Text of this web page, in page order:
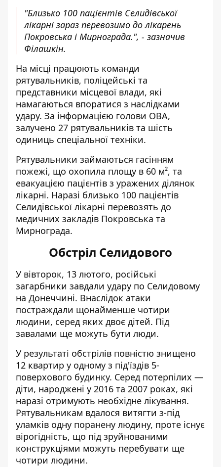
"Близько 100 пацієнтів Селидівської
лікарні зараз перевозимо до лікарень
Покровська і Мирнограда.", - зазначив
Філашкін.
На місці працюють команди
рятувальників, поліцейські та
представники місцевої влади, які
намагаються впоратися з наслідками
удару. За інформацією голови ОВА,
залучено 27 рятувальників та шість
одиниць спеціальної техніки.
Рятувальники займаються гасінням
пожежі, що охопила площу в 60 м², та
евакуацією пацієнтів з уражених ділянок
лікарні. Наразі близько 100 пацієнтів
Селидівської лікарні перевозять до
медичних закладів Покровська та
Мирнограда.
Обстріл Селидового
У вівторок, 13 лютого, російські
загарбники завдали удару по Селидовому
на Донеччині. Внаслідок атаки
постраждали щонайменше чотири
людини, серед яких двоє дітей. Під
завалами ще можуть бути люди.
У результаті обстрілів повністю знищено
12 квартир у одному з під'їздів 5-
поверхового будинку. Серед потерпілих —
діти, народжені у 2016 та 2007 роках, які
наразі отримують необхідне лікування.
Рятувальникам вдалося витягти з-під
уламків одну поранену людину, проте існує
вірогідність, що під зруйнованими
конструкціями можуть перебувати ще
чотири людини.